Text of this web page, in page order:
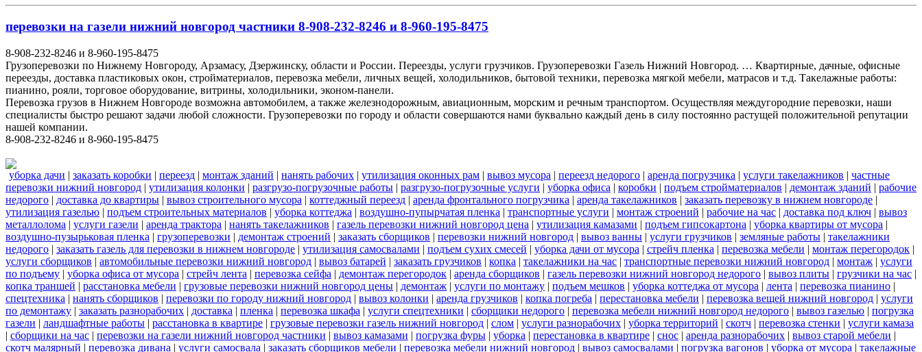
перевозки на газели нижний новгород частники 8-908-232-8246 и 8-960-195-8475
8-908-232-8246 и 8-960-195-8475
Грузоперевозки по Нижнему Новгороду, Арзамасу, Дзержинску, области и России. Переезды, услуги грузчиков. Грузоперевозки Газель Нижний Новгород. … Квартирные, дачные, офисные
переезды, доставка пластиковых окон, стройматериалов, перевозка мебели, личных вещей, холодильников, бытовой техники, перевозка мягкой мебели, матрасов и т.д. Такелажные работы:
пианино, рояли, торговое оборудование, витрины, холодильники, эконом-панели.
Перевозка грузов в Нижнем Новгороде возможна автомобилем, а также железнодорожным, авиационным, морским и речным транспортом. Осуществляя междугородние перевозки, наши
специалисты быстро решают задачи любой сложности. Грузоперевозки по городу и области совершаются нами буквально каждый день в силу постоянно растущей положительной репутации
нашей компании.
8-908-232-8246 и 8-960-195-8475
уборка дачи | заказать коробки | переезд | монтаж зданий | нанять рабочих | утилизация оконных рам | вывоз мусора | переезд недорого | аренда погрузчика | услуги такелажников | частные
перевозки нижний новгород | утилизация колонки | разгрузо-погрузочные работы | разгрузо-погрузочные услуги | уборка офиса | коробки | подъем стройматериалов | демонтаж зданий | рабочие
недорого | доставка до квартиры | вывоз строительного мусора | коттеджный переезд | аренда фронтального погрузчика | аренда такелажников | заказать перевозку в нижнем новгороде |
утилизация газелью | подъем строительных материалов | уборка коттеджа | воздушно-пупырчатая пленка | транспортные услуги | монтаж строений | рабочие на час | доставка под ключ | вывоз
металлолома | услуги газели | аренда трактора | нанять такелажников | газель перевозки нижний новгород цена | утилизация камазами | подъем гипсокартона | уборка квартиры от мусора |
воздушно-пузырьковая пленка | грузоперевозки | демонтаж строений | заказать сборщиков | перевозки нижний новгород | вывоз ванны | услуги грузчиков | земляные работы | такелажники
недорого | заказать газель для перевозки в нижнем новгороде | утилизация самосвалами | подъем сухих смесей | уборка дачи от мусора | стрейч пленка | перевозка мебели | монтаж перегородок |
услуги сборщиков | автомобильные перевозки нижний новгород | вывоз батарей | заказать грузчиков | копка | такелажники на час | транспортные перевозки нижний новгород | монтаж | услуги
по подъему | уборка офиса от мусора | стрейч лента | перевозка сейфа | демонтаж перегородок | аренда сборщиков | газель перевозки нижний новгород недорого | вывоз плиты | грузчики на час |
копка траншей | расстановка мебели | грузовые перевозки нижний новгород цены | демонтаж | услуги по монтажу | подъем мешков | уборка коттеджа от мусора | лента | перевозка пианино |
спецтехника | нанять сборщиков | перевозки по городу нижний новгород | вывоз колонки | аренда грузчиков | копка погреба | перестановка мебели | перевозка вещей нижний новгород | услуги
по демонтажу | заказать разнорабочих | доставка | пленка | перевозка шкафа | услуги спецтехники | сборщики недорого | перевозка мебели нижний новгород недорого | вывоз газелью | погрузка
газели | ландшафтные работы | расстановка в квартире | грузовые перевозки газель нижний новгород | слом | услуги разнорабочих | уборка территорий | скотч | перевозка стенки | услуги камаза
| сборщики на час | перевозки на газели нижний новгород частники | вывоз камазами | погрузка фуры | уборка | перестановка в квартире | снос | аренда разнорабочих | вывоз старой мебели |
скотч малярный | перевозка дивана | услуги самосвала | заказать сборщиков мебели | перевозка мебели нижний новгород | вывоз самосвалами | погрузка вагонов | уборка от мусора | такелажные